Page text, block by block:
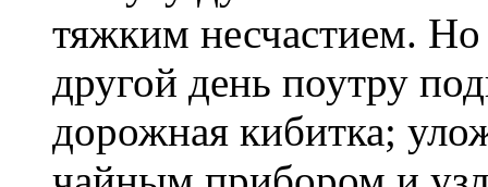
тяжким несчастием.
другой день поутру
дорожная кибитка;